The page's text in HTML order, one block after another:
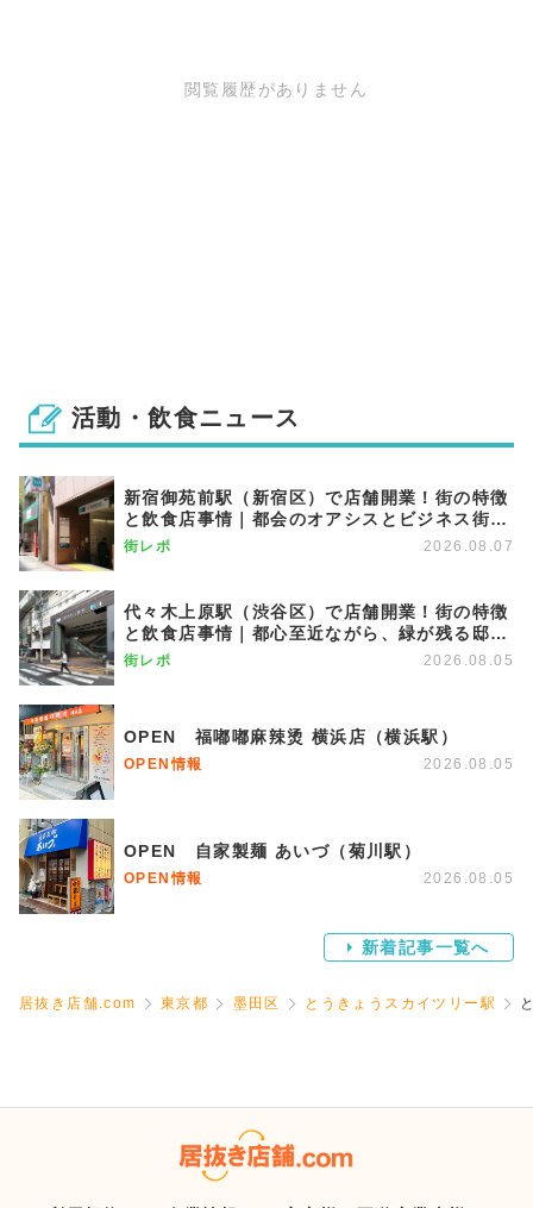
閲覧履歴がありません
活動・飲食ニュース
新宿御苑前駅（新宿区）で店舗開業！街の特徴
と飲食店事情｜都会のオアシスとビジネス街が
調和する優雅な街
街レポ 2026.08.07
代々木上原駅（渋谷区）で店舗開業！街の特徴
と飲食店事情｜都心至近ながら、緑が残る邸宅
エリア
街レポ 2026.08.05
OPEN 福嘟嘟麻辣烫 横浜店（横浜駅）
OPEN情報 2026.08.05
OPEN 自家製麺 あいづ（菊川駅）
OPEN情報 2026.08.05
新着記事一覧へ
居抜き店舗.com 東京都 墨田区 とうきょうスカイツリー駅